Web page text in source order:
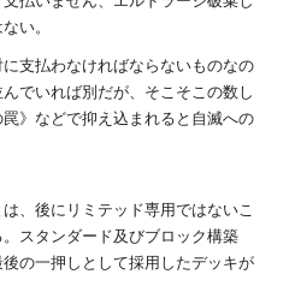
い。
支払わなければならないものなの
でいれば別だが、そこそこの数し
》などで抑え込まれると自滅への
、後にリミテッド専用ではないこ
スタンダード及びブロック構築
の一押しとして採用したデッキが